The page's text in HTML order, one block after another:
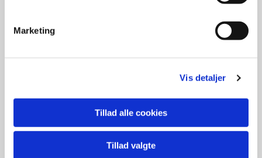
Marketing
Vis detaljer
Tillad alle cookies
Tillad valgte
På Folkekirken.dk kan I læse mere om bryllup i